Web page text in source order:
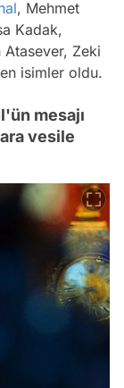
, Mehmet
Kadak,
Atasever, Zeki
isimler oldu.
mesajı
vesile